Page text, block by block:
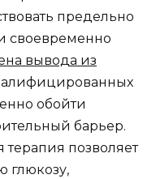
предельно
своевременно
вывода из
обойти
барьер.
позволяет
глюкозу,